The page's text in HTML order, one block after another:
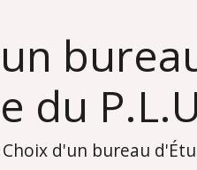
du
d'un bureau